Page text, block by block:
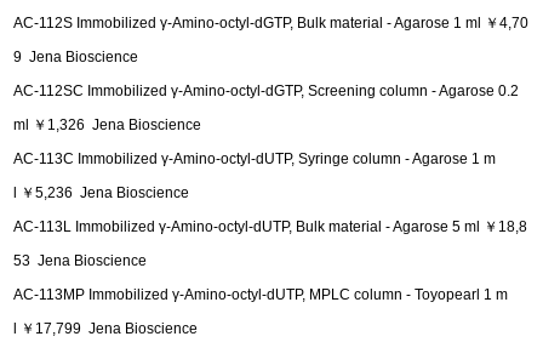
AC-112S Immobilized γ-Amino-octyl-dGTP, Bulk material - Agarose 1 ml ￥4,70
9 Jena Bioscience
AC-112SC Immobilized γ-Amino-octyl-dGTP, Screening column - Agarose 0.2
ml ￥1,326 Jena Bioscience
AC-113C Immobilized γ-Amino-octyl-dUTP, Syringe column - Agarose 1 m
l ￥5,236 Jena Bioscience
AC-113L Immobilized γ-Amino-octyl-dUTP, Bulk material - Agarose 5 ml ￥18,8
53 Jena Bioscience
AC-113MP Immobilized γ-Amino-octyl-dUTP, MPLC column - Toyopearl 1 m
l ￥17,799 Jena Bioscience